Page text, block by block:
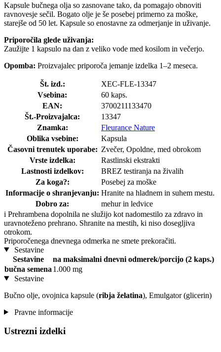
Kapsule bučnega olja so zasnovane tako, da pomagajo obnoviti
ravnovesje sečil. Bogato olje je še posebej primerno za moške,
starejše od 50 let. Kapsule so enostavne za odmerjanje in uživanje.
Priporočila glede uživanja:
Zaužijte 1 kapsulo na dan z veliko vode med kosilom in večerjo.
Opomba: Proizvajalec priporoča jemanje izdelka 1–2 meseca.
Št. izd.:
XEC-FLE-13347
Vsebina:
60 kaps.
EAN:
3700211133470
Št.-Proizvajalca:
13347
Znamka:
Fleurance Nature
Oblika vsebine:
Kapsula
Časovni trenutek uporabe: Zvečer, Opoldne, med obrokom
Vrste izdelka:
Rastlinski ekstrakti
Lastnosti izdelkov:
BREZ testiranja na živalih
Za koga?:
Posebej za moške
Informacije o shranjevanju: Hranite na hladnem in suhem mestu.
Dobro za:
mehur in ledvice
i Prehrambena dopolnila ne služijo kot nadomestilo za zdravo in
uravnoteženo prehrano. Shranite na mestih, ki niso dosegljiva
otrokom.
Priporočenega dnevnega odmerka ne smete prekoračiti.
Sestavine
Sestavine
na maksimalni dnevni odmerek/porcijo (2 kaps.)
bučna semena 1.000 mg
Sestavine
Bučno olje, ovojnica kapsule (ribja želatina), Emulgator (glicerin)
Pravne informacije
Ustrezni izdelki